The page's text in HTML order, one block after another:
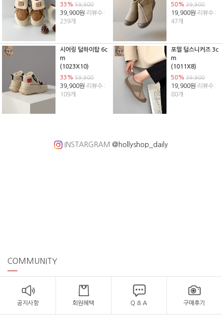
33%59,900
39,900원 리뷰수 :
239개
50%39,900
19,900원 리뷰수 :
47개
시어링 털하이탑 6c
m
(1023X10)
33%59,900
39,900원 리뷰수 :
109개
포멀 털스니커즈 3c
m
(1011X8)
50%39,900
19,900원 리뷰수 :
80개
INSTARGRAM @hollyshop_daily
COMMUNITY
공지사항 회원혜택 Q & A 구매후기